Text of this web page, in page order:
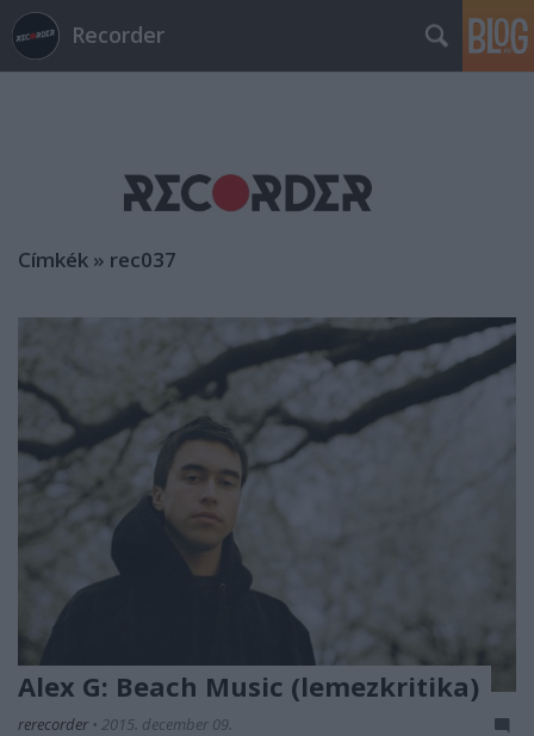
Recorder
Címkék » rec037
Alex G: Beach Music (lemezkritika)
rerecorder • 2015. december 09.